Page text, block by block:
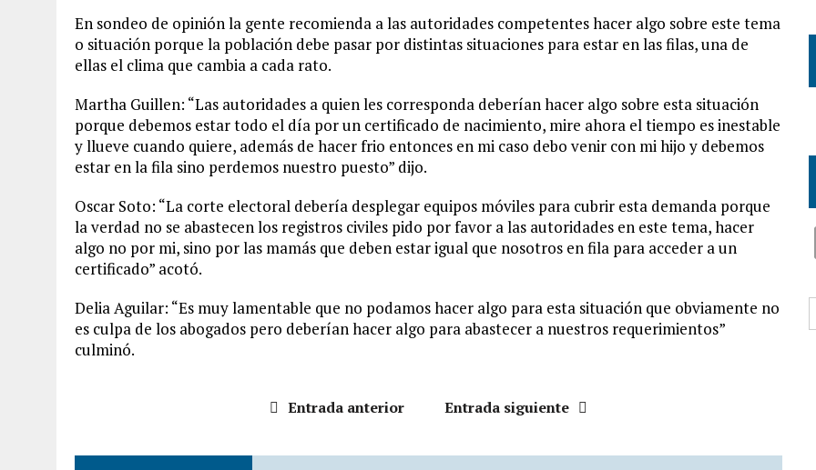
En sondeo de opinión la gente recomienda a las autoridades competentes hacer algo sobre este tema
o situación porque la población debe pasar por distintas situaciones para estar en las filas, una de
ellas el clima que cambia a cada rato.
Martha Guillen: “Las autoridades a quien les corresponda deberían hacer algo sobre esta situación
porque debemos estar todo el día por un certificado de nacimiento, mire ahora el tiempo es inestable
y llueve cuando quiere, además de hacer frio entonces en mi caso debo venir con mi hijo y debemos
estar en la fila sino perdemos nuestro puesto” dijo.
Oscar Soto: “La corte electoral debería desplegar equipos móviles para cubrir esta demanda porque
la verdad no se abastecen los registros civiles pido por favor a las autoridades en este tema, hacer
algo no por mi, sino por las mamás que deben estar igual que nosotros en fila para acceder a un
certificado” acotó.
Delia Aguilar: “Es muy lamentable que no podamos hacer algo para esta situación que obviamente no
es culpa de los abogados pero deberían hacer algo para abastecer a nuestros requerimientos”
culminó.
Entrada anterior Entrada siguiente